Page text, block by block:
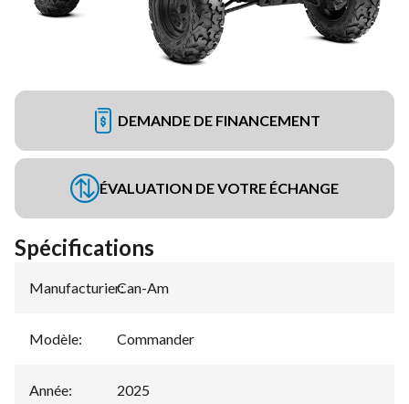
DEMANDE DE FINANCEMENT
ÉVALUATION DE VOTRE ÉCHANGE
Spécifications
Manufacturier:
Can-Am
Modèle: Commander
Année: 2025